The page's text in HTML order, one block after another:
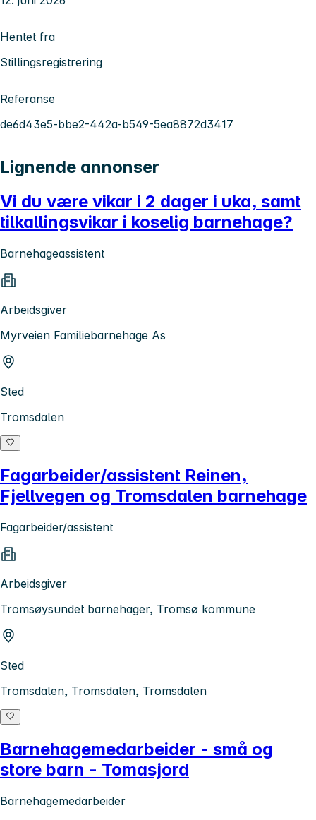
Hentet fra
Stillingsregistrering
Referanse
de6d43e5-bbe2-442a-b549-5ea8872d3417
Lignende annonser
Vi du være vikar i 2 dager i uka, samt
tilkallingsvikar i koselig barnehage?
Barnehageassistent
Arbeidsgiver
Myrveien Familiebarnehage As
Sted
Tromsdalen
Fagarbeider/assistent Reinen,
Fjellvegen og Tromsdalen barnehage
Fagarbeider/assistent
Arbeidsgiver
Tromsøysundet barnehager, Tromsø kommune
Sted
Tromsdalen, Tromsdalen, Tromsdalen
Barnehagemedarbeider - små og
store barn - Tomasjord
Barnehagemedarbeider